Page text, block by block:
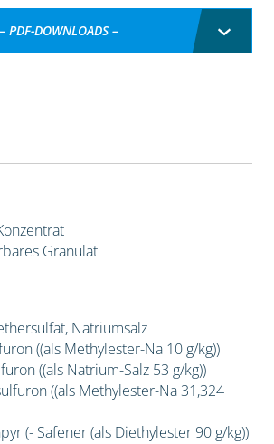
– PDF-DOWNLOADS –
Granulat
Natriumsalz
((als Methylester-Na 10 g/kg))
((als Natrium-Salz 53 g/kg))
((als Methylester-Na 31,324
(- Safener (als Diethylester 90 g/kg))